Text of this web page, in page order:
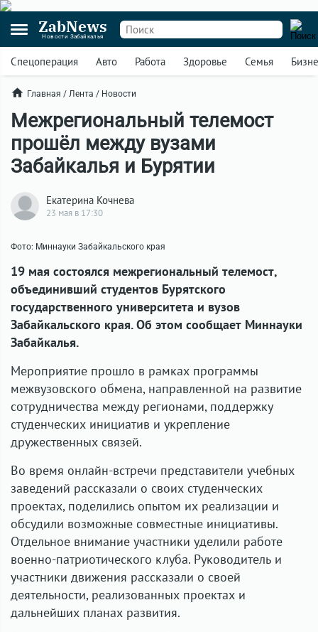
ZabNews
Новости Забайкалья
Спецоперация Авто Работа Здоровье Семья
Главная / Лента / Новости
Межрегиональный телемост
прошёл между вузами
Забайкалья и Бурятии
Екатерина Кочнева
23 мая в 17:30
Фото: Миннауки Забайкальского края
19 мая состоялся межрегиональный телемост,
объединивший студентов Бурятского
государственного университета и вузов
Забайкальского края. Об этом сообщает Миннауки
Забайкалья.
Мероприятие прошло в рамках программы
межвузовского обмена, направленной на развитие
сотрудничества между регионами, поддержку
студенческих инициатив и укрепление
дружественных связей.
Во время онлайн-встречи представители учебных
заведений рассказали о своих студенческих
проектах, поделились опытом их реализации и
обсудили возможные совместные инициативы.
Отдельное внимание участники уделили работе
военно-патриотического клуба. Руководитель и
участники движения рассказали о своей
деятельности, реализованных проектах и
дальнейших планах развития.